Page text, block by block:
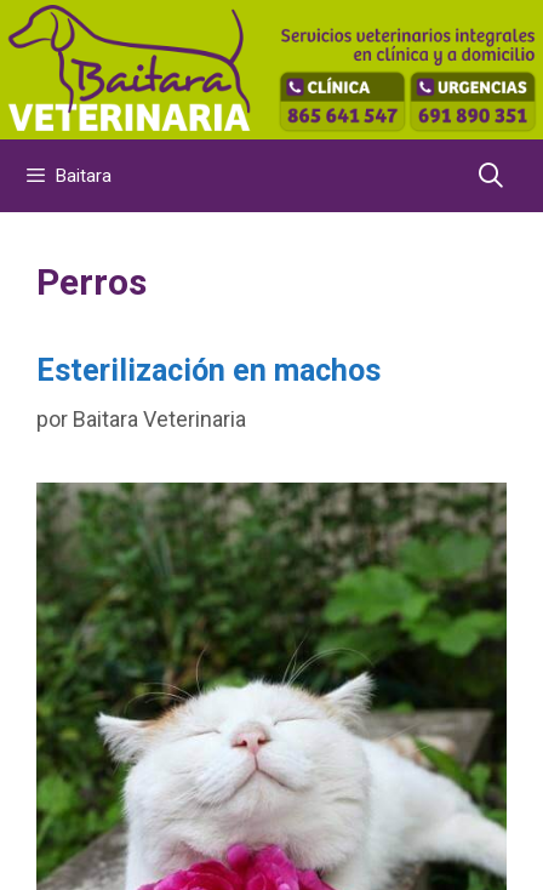
Saltar
al
contenido
Baitara
Perros
Esterilización en machos
por Baitara Veterinaria